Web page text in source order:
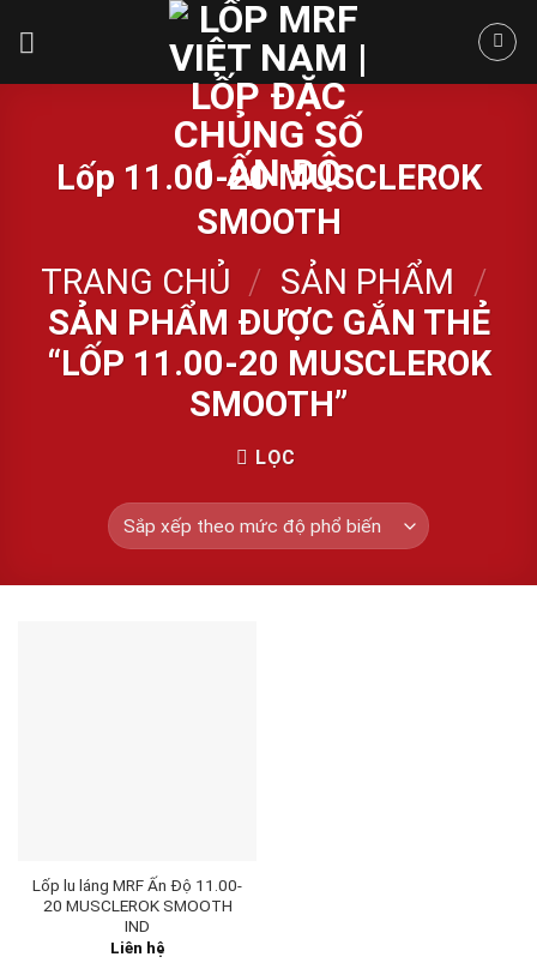
Lốp 11.00-20 MUSCLEROK
SMOOTH
TRANG CHỦ / SẢN PHẨM /
SẢN PHẨM ĐƯỢC GẮN THẺ
“LỐP 11.00-20 MUSCLEROK
SMOOTH”
LỌC
Lốp lu láng MRF Ấn Độ 11.00-
20 MUSCLEROK SMOOTH
IND
Liên hệ